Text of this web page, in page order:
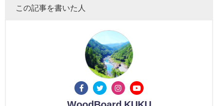
この記事を書いた人